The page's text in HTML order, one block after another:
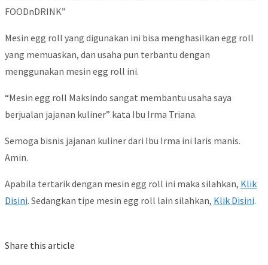
FOODnDRINK”
Mesin egg roll yang digunakan ini bisa menghasilkan egg roll
yang memuaskan, dan usaha pun terbantu dengan
menggunakan mesin egg roll ini.
“Mesin egg roll Maksindo sangat membantu usaha saya
berjualan jajanan kuliner” kata Ibu Irma Triana.
Semoga bisnis jajanan kuliner dari Ibu Irma ini laris manis.
Amin.
Apabila tertarik dengan mesin egg roll ini maka silahkan, Klik
Disini. Sedangkan tipe mesin egg roll lain silahkan, Klik Disini.
Share this article